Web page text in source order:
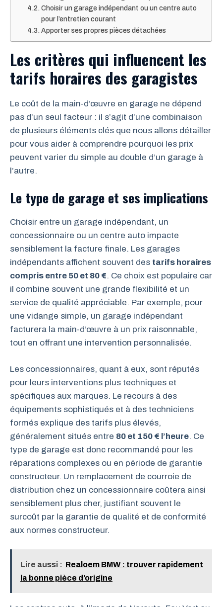
Choisir un garage indépendant ou un centre auto
pour l’entretien courant
Apporter ses propres pièces détachées
Les critères qui influencent les
tarifs horaires des garagistes
Le coût de la main-d’œuvre en garage ne dépend
pas d’un seul facteur : il s’agit d’une combinaison
de plusieurs éléments clés que nous allons détailler
pour vous aider à comprendre pourquoi les prix
peuvent varier du simple au double d’un garage à
l’autre.
Le type de garage et ses implications
Choisir entre un garage indépendant, un
concessionnaire ou un centre auto impacte
sensiblement la facture finale. Les garages
indépendants affichent souvent des tarifs horaires
compris entre 50 et 80 €. Ce choix est populaire car
il combine souvent une grande flexibilité et un
service de qualité appréciable. Par exemple, pour
une vidange simple, un garage indépendant
facturera la main-d’œuvre à un prix raisonnable,
tout en offrant une intervention personnalisée.
Les concessionnaires, quant à eux, sont réputés
pour leurs interventions plus techniques et
spécifiques aux marques. Le recours à des
équipements sophistiqués et à des techniciens
formés explique des tarifs plus élevés,
généralement situés entre 80 et 150 € l’heure. Ce
type de garage est donc recommandé pour les
réparations complexes ou en période de garantie
constructeur. Un remplacement de courroie de
distribution chez un concessionnaire coûtera ainsi
sensiblement plus cher, justifiant souvent le
surcoût par la garantie de qualité et de conformité
aux normes constructeur.
Lire aussi : Realoem BMW : trouver rapidement
la bonne pièce d’origine